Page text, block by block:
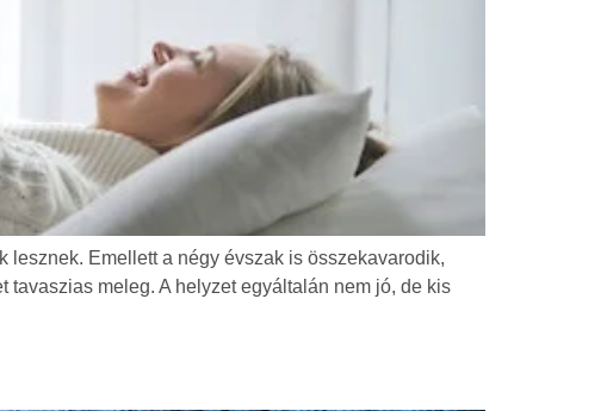
Emellett a négy évszak is összekavarodik,
meleg. A helyzet egyáltalán nem jó, de kis